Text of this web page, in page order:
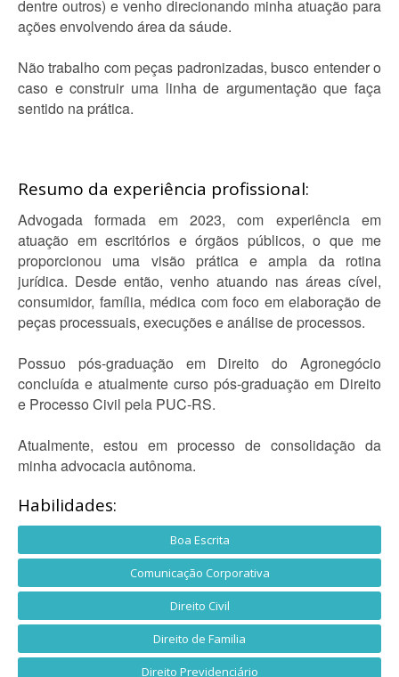
dentre outros) e venho direcionando minha atuação para
ações envolvendo área da sáude.
Não trabalho com peças padronizadas, busco entender o
caso e construir uma linha de argumentação que faça
sentido na prática.
Resumo da experiência profissional:
Advogada formada em 2023, com experiência em
atuação em escritórios e órgãos públicos, o que me
proporcionou uma visão prática e ampla da rotina
jurídica. Desde então, venho atuando nas áreas cível,
consumidor, família, médica com foco em elaboração de
peças processuais, execuções e análise de processos.
Possuo pós-graduação em Direito do Agronegócio
concluída e atualmente curso pós-graduação em Direito
e Processo Civil pela PUC-RS.
Atualmente, estou em processo de consolidação da
minha advocacia autônoma.
Habilidades:
Boa Escrita
Comunicação Corporativa
Direito Civil
Direito de Familia
Direito Previdenciário